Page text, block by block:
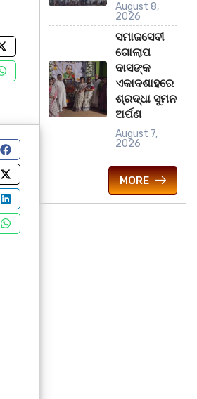
August 8,
2026
ସମାଜସେବୀ
ଗୋଲାପ
ଦାସଙ୍କ
ଏକାଦଶାହରେ
ଶ୍ରଦ୍ଧା ସୁମନ
ଅର୍ପଣ
August 7,
2026
MORE